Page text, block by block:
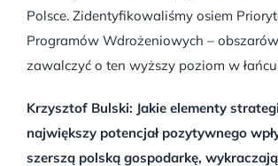
Polsce. Zidentyfikowaliśmy osiem
Programów Wdrożeniowych –
zawalczyć o ten wyższy poziom w
Krzysztof Bulski: Jakie elementy
największy potencjał pozytywnego
szerszą polską gospodarkę,